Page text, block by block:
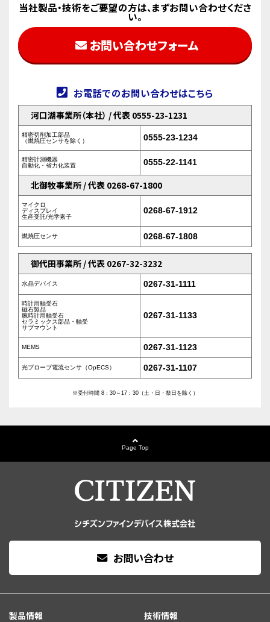
当社製品・技術をご要望の方は、まずお問い合わせくださ
い。
お問い合わせフォーム
お電話でのお問い合わせはこちら
河口湖事業所（本社） / 代表 0555-23-1231
精密切削加工部品
（燃焼圧センサを除く）
0555-23-1234
精密計測機器
自動化・省力化装置
0555-22-1141
北御牧事業所 / 代表 0268-67-1800
マイクロ
ディスプレイ
生産受託/光学素子
0268-67-1912
燃焼圧センサ 0268-67-1808
御代田事業所 / 代表 0267-32-3232
水晶デバイス 0267-31-1111
時計用軸受石
磁石製品
腕時計用軸受石
セラミックス部品・軸受
サブマウント
0267-31-1133
MEMS 0267-31-1123
光プローブ電流センサ（OpECS） 0267-31-1107
※受付時間 8：30～17：30（土・日・祭日を除く）
Page Top
お問い合わせ
製品情報 技術情報